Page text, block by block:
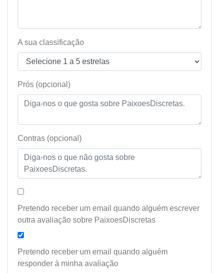
A sua classificação
Prós (opcional)
Contras (opcional)
Pretendo receber um email quando alguém escrever
outra avaliação sobre PaixoesDiscretas
Pretendo receber um email quando alguém
responder à minha avaliação